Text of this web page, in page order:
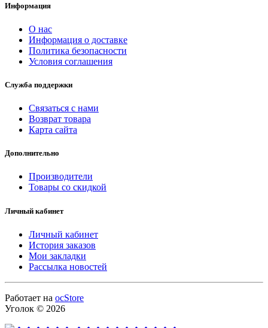
Информация
О нас
Информация о доставке
Политика безопасности
Условия соглашения
Служба поддержки
Связаться с нами
Возврат товара
Карта сайта
Дополнительно
Производители
Товары со скидкой
Личный кабинет
Личный кабинет
История заказов
Мои закладки
Рассылка новостей
Работает на ocStore
Уголок © 2026